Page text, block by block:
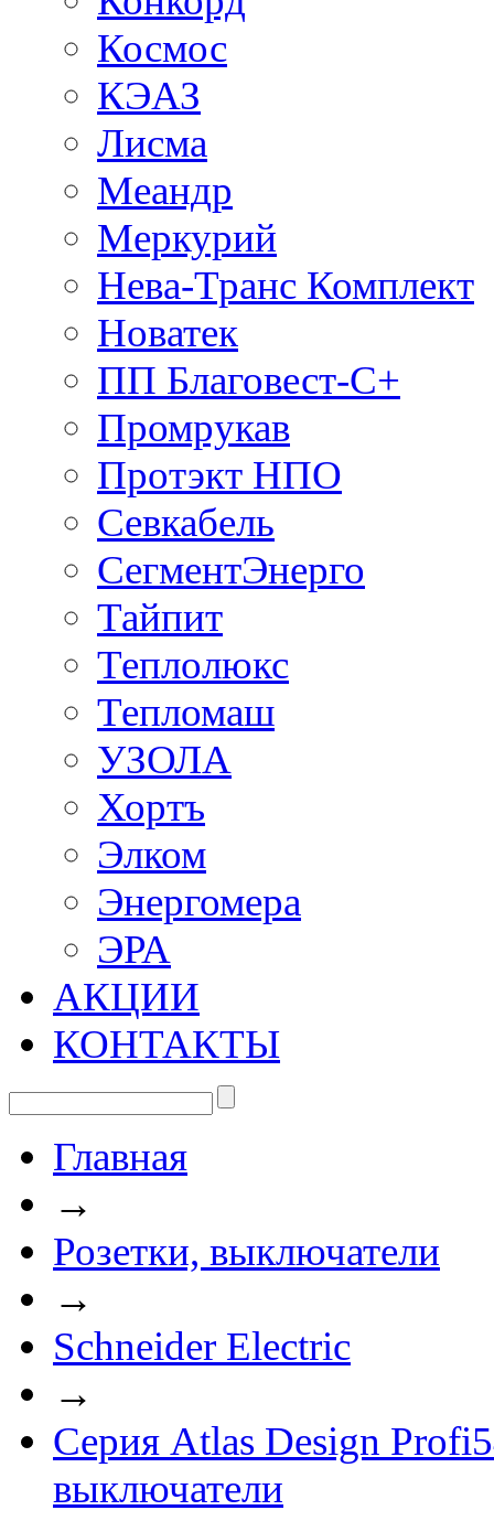
Космос
КЭАЗ
Лисма
Меандр
Меркурий
Нева-Транс Комплект
Новатек
ПП Благовест-С+
Промрукав
Протэкт НПО
Севкабель
СегментЭнерго
Тайпит
Теплолюкс
Тепломаш
УЗОЛА
Хортъ
Элком
Энергомера
ЭРА
АКЦИИ
КОНТАКТЫ
Главная
→
Розетки, выключатели
→
Schneider Electric
→
Серия Atlas Design
выключатели